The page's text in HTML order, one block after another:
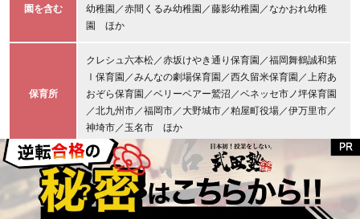
園を含む
幼稚園／赤間くるみ幼稚園／藤影幼稚園／なかおれ幼稚
園 ほか
保育所
クレシュ六本松／赤坂けやき通り保育園／福岡舞鶴誠和第
Ⅰ保育園／みんなの劇場保育園／西久留米保育園／上府あ
おぞら保育園／ベリーベアー鷲沼／ベネッセ市ノ坪保育園
／北九州市／福岡市／大野城市／粕屋町役場／伊万里市／
神埼市／玉名市 ほか
施設
放課後デイサービスにじいろのたね／おおやこどもクリニ
ック／福岡県
新生堂薬局／アプライド／福岡トヨペット／日本テレメッ